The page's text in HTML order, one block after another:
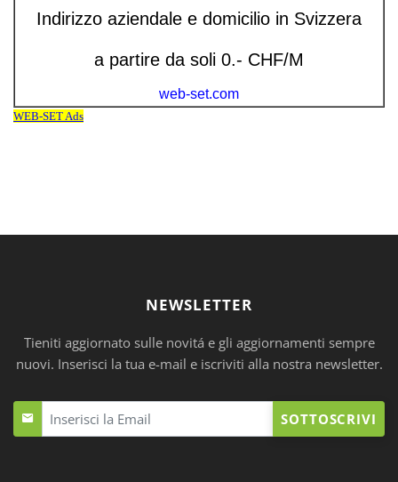
NEWSLETTER
Tieniti aggiornato sulle novitá e gli aggiornamenti sempre
nuovi. Inserisci la tua e-mail e iscriviti alla nostra newsletter.
SOTTOSCRIVI